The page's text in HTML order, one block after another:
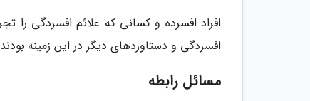
افراد افسرده و کسانی که علائم افسردگی را
افسردگی و دستاوردهای دیگر در این زمینه
مسائل رابطه